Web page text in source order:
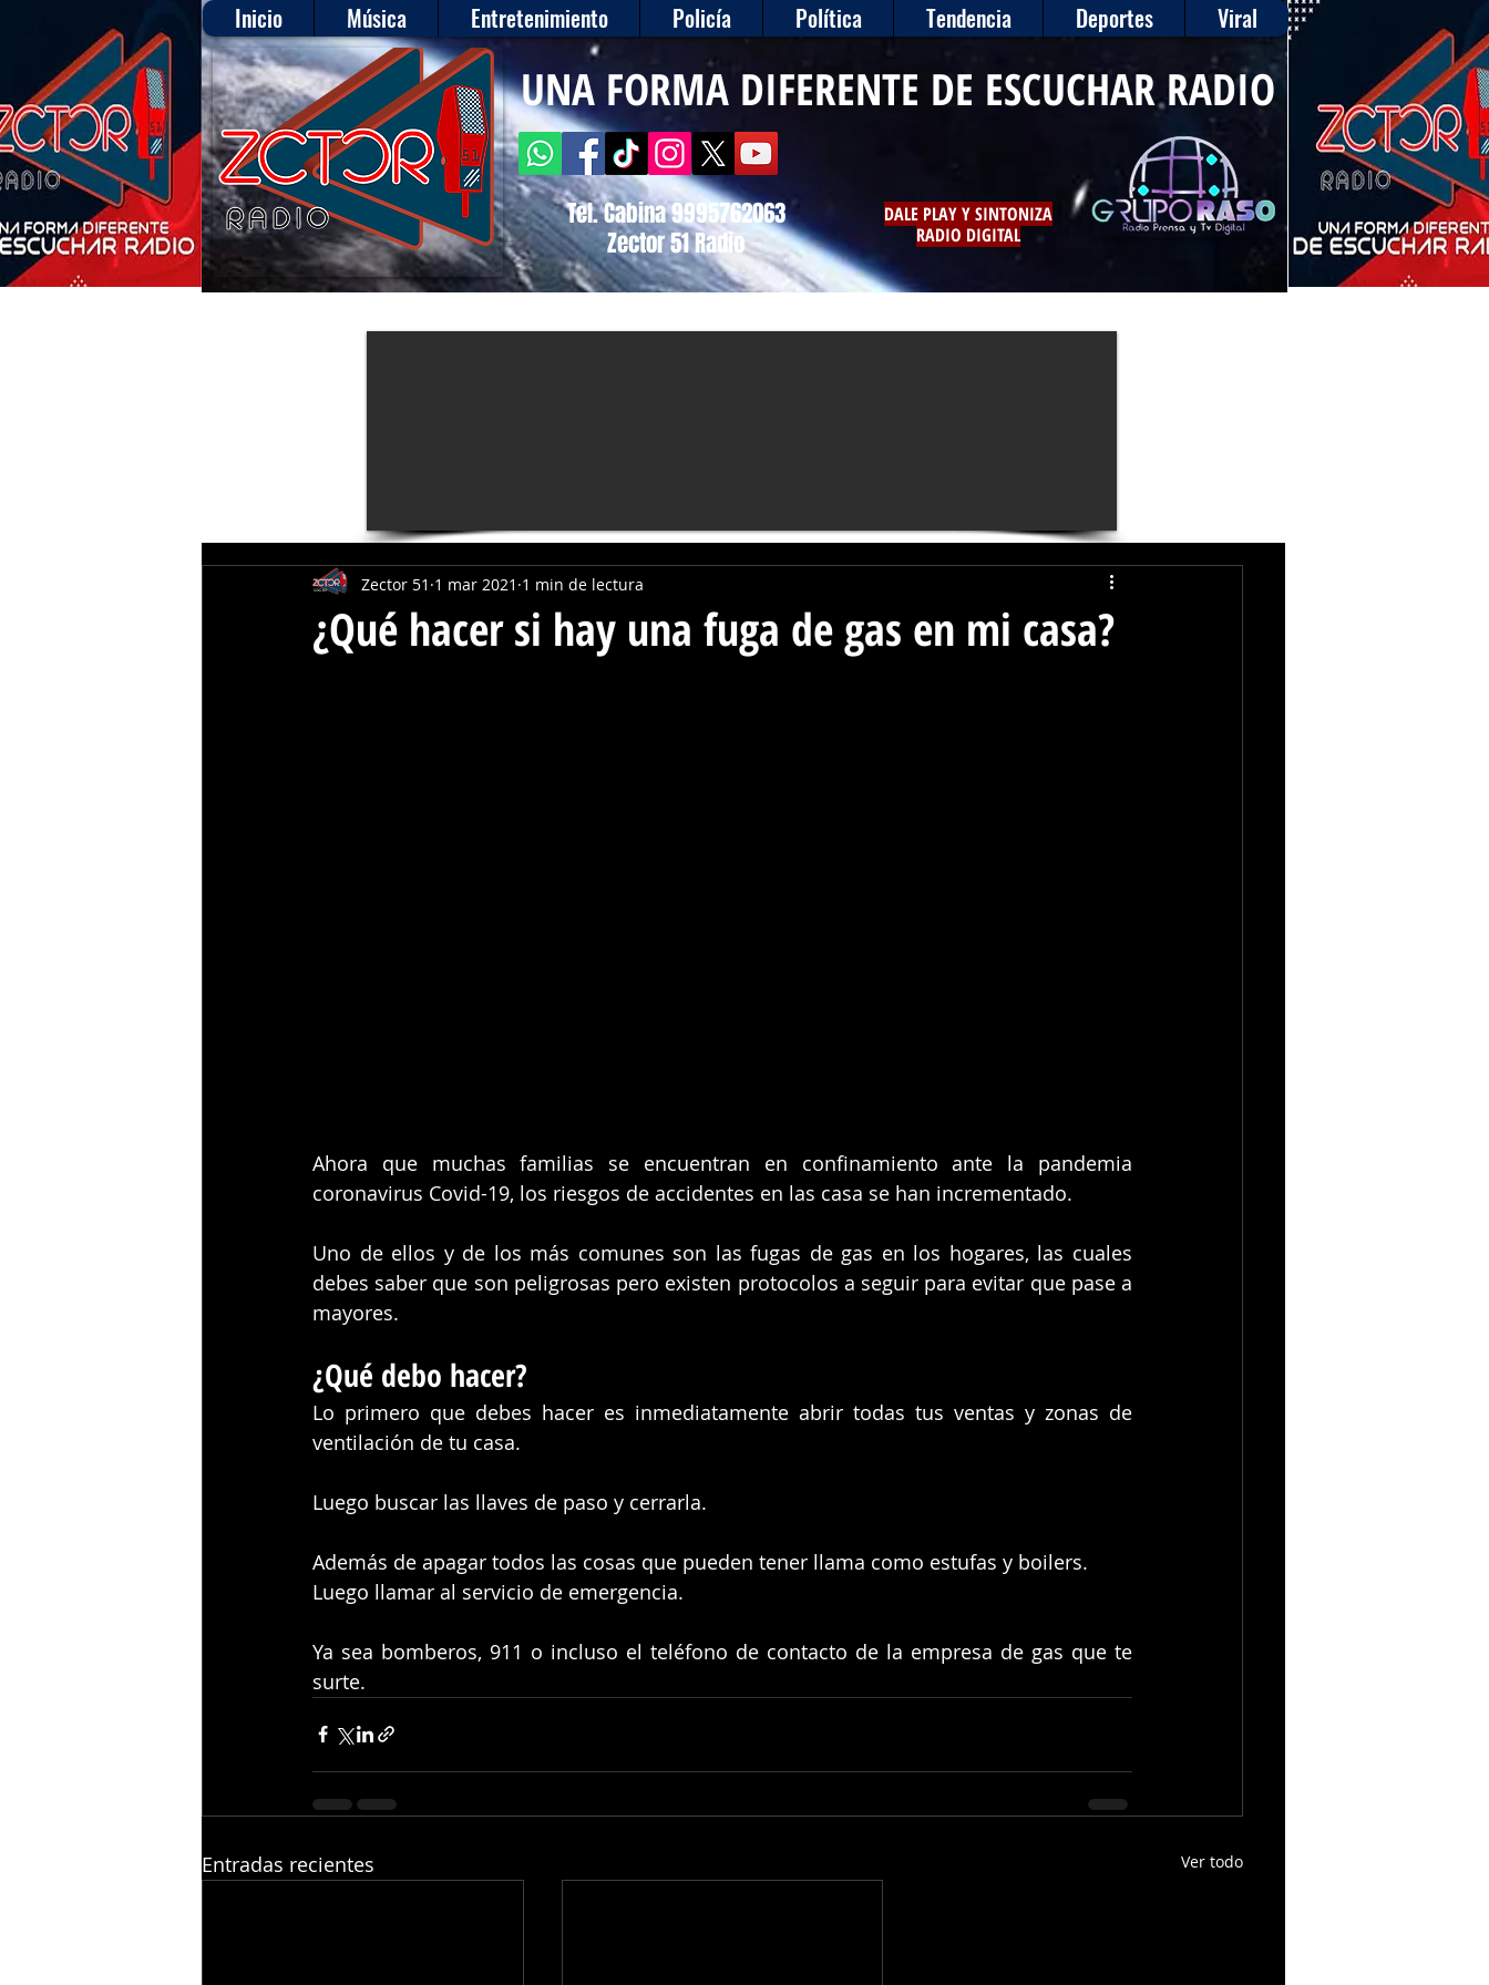
Inicio Música Entretenimiento Policía Política Tendencia Deportes Viral
Tel. Cabina 9995762063
Zector 51 Radio
DALE PLAY Y SINTONIZA
RADIO DIGITAL
UNA FORMA DIFERENTE DE ESCUCHAR RADIO
¿Qué hacer si hay una fuga de gas en mi casa?
Zector 51 1 mar 2021 1 min de lectura
Ahora que muchas familias se encuentran en confinamiento ante la pandemia
coronavirus Covid-19, los riesgos de accidentes en las casa se han incrementado.
Uno de ellos y de los más comunes son las fugas de gas en los hogares, las cuales
debes saber que son peligrosas pero existen protocolos a seguir para evitar que pase a
mayores.
¿Qué debo hacer?
Lo primero que debes hacer es inmediatamente abrir todas tus ventas y zonas de
ventilación de tu casa.
Luego buscar las llaves de paso y cerrarla.
Además de apagar todos las cosas que pueden tener llama como estufas y boilers.
Luego llamar al servicio de emergencia.
Ya sea bomberos, 911 o incluso el teléfono de contacto de la empresa de gas que te
surte.
Entradas recientes Ver todo